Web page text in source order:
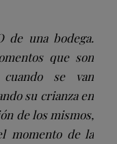
de una bodega.
que son
cuando se van
su crianza en
de los mismos,
momento de la